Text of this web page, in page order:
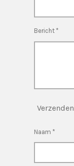
Bericht *
Verzenden
Naam *